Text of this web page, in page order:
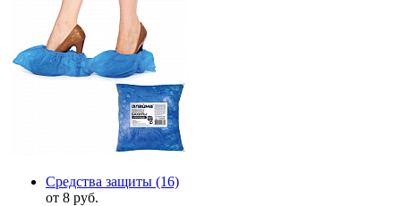
Средства защиты (16)
от 8 руб.